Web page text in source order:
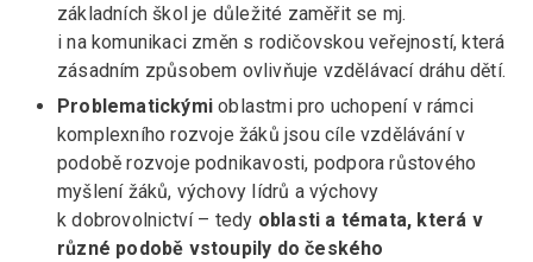
základních škol je důležité zaměřit se mj.
i na komunikaci změn s rodičovskou veřejností, která
zásadním způsobem ovlivňuje vzdělávací dráhu dětí.
Problematickýmioblastmi pro uchopení v rámci
komplexního rozvoje žáků jsou cíle vzdělávání v
podobě rozvoje podnikavosti, podpora růstového
myšlení žáků, výchovy lídrů a výchovy
k dobrovolnictví – tedy oblasti a témata, která v
různé podobě vstoupily do českého